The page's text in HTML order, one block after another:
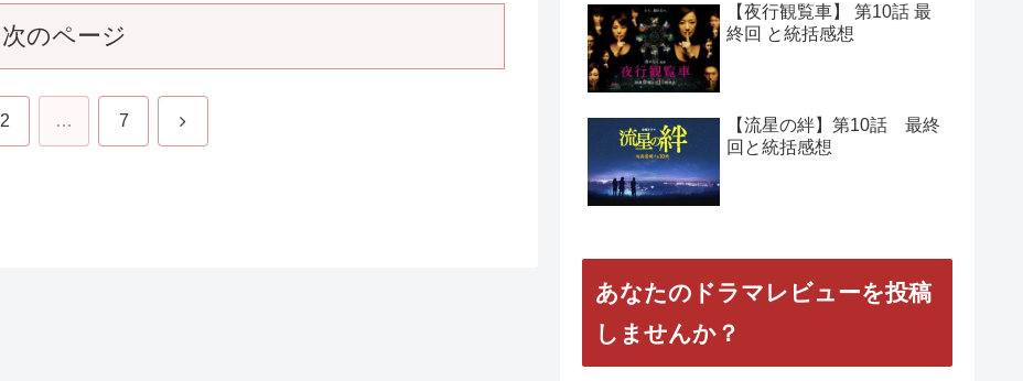
次のページ
2 … 7 次
【夜行観覧車】 第10話 最
終回 と統括感想
【流星の絆】第10話 最終
回と統括感想
あなたのドラマレビューを投稿
しませんか？